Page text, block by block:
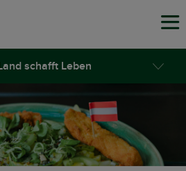
schafft Leben